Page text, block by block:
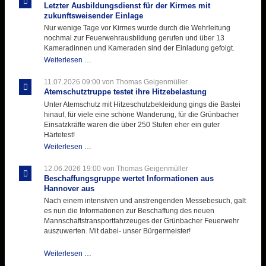
Letzter Ausbildungsdienst für der Kirmes mit
zukunftsweisender Einlage
Nur wenige Tage vor Kirmes wurde durch die Wehrleitung
nochmal zur Feuerwehrausbildung gerufen und über 13
Kameradinnen und Kameraden sind der Einladung gefolgt.
Weiterlesen …
für
der
11.07.2026 09:00 von Thomas Geigenmüller
Atemschutztruppe testet ihre Hitzebelastung
Unter Atemschutz mit Hitzeschutzbekleidung gings die Bastei
hinauf, für viele eine schöne Wanderung, für die Grünbacher
Einsatzkräfte waren die über 250 Stufen eher ein guter
Härtetest!
Weiterlesen …
ihre
Hitzebelastung
12.06.2026 19:00 von Thomas Geigenmüller
Beschaffungsgruppe wertet Informationen aus
Hannover aus
Nach einem intensiven und anstrengenden Messebesuch, galt
es nun die Informationen zur Beschaffung des neuen
Mannschaftstransportfahrzeuges der Grünbacher Feuerwehr
auszuwerten. Mit dabei- unser Bürgermeister!
Weiterlesen …